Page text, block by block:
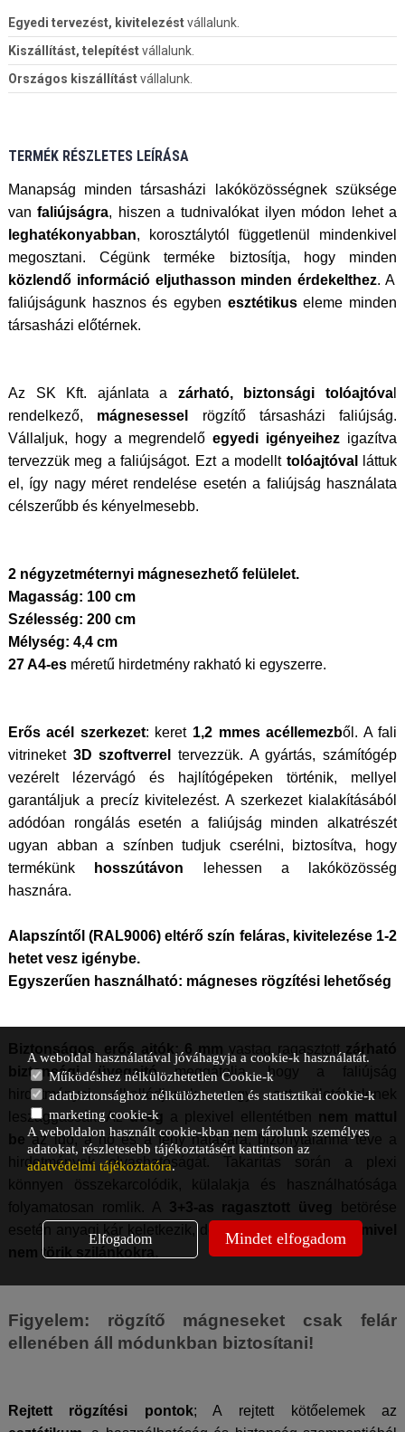
Egyedi tervezést, kivitelezéstvállalunk.
Kiszállítást, telepítéstvállalunk.
Országos kiszállítástvállalunk.
TERMÉK RÉSZLETES LEÍRÁSA
Manapság minden társasházi lakóközösségnek szüksége
vanfaliújságra, hiszen a tudnivalókat ilyen módon lehet a
leghatékonyabban, korosztálytól függetlenül mindenkivel
megosztani. Cégünk terméke biztosítja, hogy minden
közlendő információ eljuthasson minden érdekelthez. A
faliújságunk hasznos és egyben esztétikuseleme minden
társasházi előtérnek.
Az SK Kft. ajánlata a zárható, biztonsági tolóajtóva
rendelkező, mágnesessel
rögzítő társasházi faliújság.
Vállaljuk, hogy a megrendelőegyedi igényeihez igazítva
tervezzük meg a faliújságot. Ezt a modellt tolóajtóval
láttuk
el, így nagy méret rendelése esetén a faliújság használata
célszerűbb és kényelmesebb.
2 négyzetméternyi mágnesezhető felülelet.
Magasság: 100 cm
Szélesség: 200 cm
Mélység: 4,4 cm
27 A4-esméretű hirdetmény rakható ki egyszerre.
Erős acél szerkezet: keret 1,2 mmes acéllemezből. A fali
vitrineket 3D szoftverrel
tervezzük. A gyártás, számítógép
vezérelt lézervágó és hajlítógépeken történik, mellyel
garantáljuk a precíz kivitelezést. A szerkezet kialakításából
adódóan rongálás esetén a faliújság minden alkatrészét
ugyan abban a színben tudjuk cserélni, biztosítva, hogy
termékünk
hosszútávon lehessen a lakóközösség
hasznára.
Alapszíntől (RAL9006) eltérő szín feláras, kivitelezése 1-2
hetet vesz igénybe.
Egyszerűen használható: mágneses rögzítési lehetőség
Biztonságos, erős ajtók: 6 mm vastag ragasztott zárható
biztonsági üvegajtómeggátolja, hogy a faliújság
hirdetményei elkallódjanak, vagy azt illetéktelenek
leszaggassák. Azüveg a plexivel ellentétben
nem mattul
beaz idő, a hő és a fény hatására, bizonytalanná téve a
hirdetmények olvashatóságát. Takarítás során a plexi
könnyen összekarcolódik, külalakja és használhatósága
folyamatosan romlik. A 3+3-as ragasztott üveg
betörése
esetén anyagi kár keletkezik, de
tragédiát nem okoz, mivel
nem törik szilánkokra.
Figyelem: rögzítő mágneseket csak felár
ellenében áll módunkban biztosítani!
Rejtett rögzítési pontok; A rejtett kötőelemek az
A weboldal használatával jóváhagyja a cookie-k használatát.
Működéshez nélkülözhetetlen Cookie-k
adatbiztonsághoz nélkülözhetetlen és statisztikai cookie-k
marketing cookie-k
A weboldalon használt cookie-kban nem tárolunk személyes
adatokat, részletesebb tájékoztatásért kattintson az
adatvédelmi tájékoztatóra.
Elfogadom Mindet elfogadom